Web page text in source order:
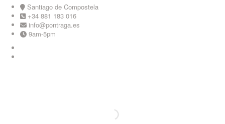
Skip
content
Santiago de Compostela
+34 881 183 016
info@pontraga.es
9am-5pm